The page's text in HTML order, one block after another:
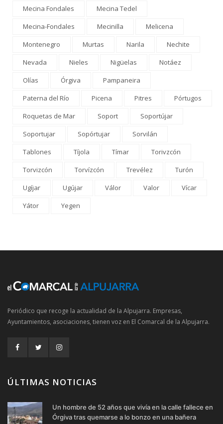
Mecina Fondales
Mecina Tedel
Mecina-Fondales
Mecinilla
Melicena
Montenegro
Murtas Narila
Nechite
Nevada
Nieles Nigüelas
Notáez
Olías
Órgiva
Pampaneira
Paterna del Río
Picena Pitres
Pórtugos
Roquetas de Mar
Soport
Soportújar
Soportujar
Sopórtujar
Sorvilán
Tablones
Tíjola Tímar
Torivzcón
Torvizcón
Torvízcón Trevélez
Turón
Ugíjar
Ugújar Válor Valor
Vícar
Yátor
Yegen
Periódico que recoge la actualidad de la Alpujarra. Empresas,
Ayuntamientos, asociaciones, tienen voz en El Comarcal de la Alpujarra.
ÚLTIMAS NOTICIAS
Un hombre de 52 años que vivía en la calle fallece en
Órgiva tras quemarse a lo bonzo en una bañera